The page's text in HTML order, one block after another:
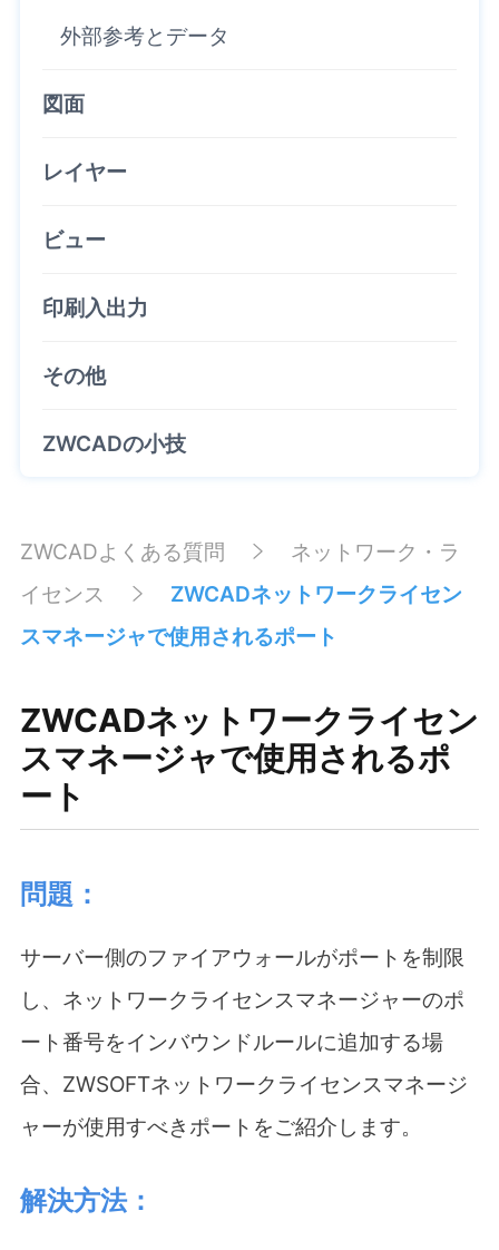
外部参考とデータ
図面
レイヤー
ビュー
印刷入出力
その他
ZWCADの小技
ZWCADよくある質問
ネットワーク・ラ
イセンス
ZWCADネットワークライセン
スマネージャで使用されるポート
ZWCADネットワークライセン
スマネージャで使用されるポ
ート
問題：
サーバー側のファイアウォールがポートを制限
し、ネットワークライセンスマネージャーのポ
ート番号をインバウンドルールに追加する場
合、ZWSOFTネットワークライセンスマネージ
ャーが使用すべきポートをご紹介します。
解決方法：